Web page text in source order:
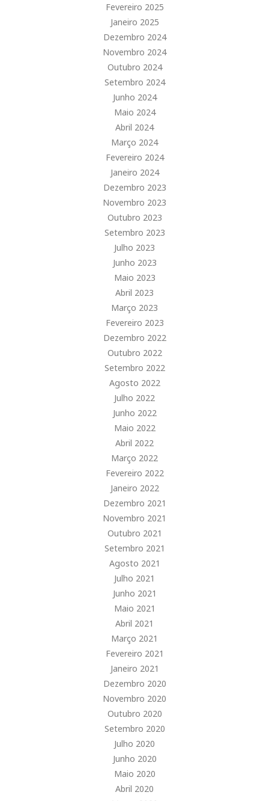
Fevereiro 2025
Janeiro 2025
Dezembro 2024
Novembro 2024
Outubro 2024
Setembro 2024
Junho 2024
Maio 2024
Abril 2024
Março 2024
Fevereiro 2024
Janeiro 2024
Dezembro 2023
Novembro 2023
Outubro 2023
Setembro 2023
Julho 2023
Junho 2023
Maio 2023
Abril 2023
Março 2023
Fevereiro 2023
Dezembro 2022
Outubro 2022
Setembro 2022
Agosto 2022
Julho 2022
Junho 2022
Maio 2022
Abril 2022
Março 2022
Fevereiro 2022
Janeiro 2022
Dezembro 2021
Novembro 2021
Outubro 2021
Setembro 2021
Agosto 2021
Julho 2021
Junho 2021
Maio 2021
Abril 2021
Março 2021
Fevereiro 2021
Janeiro 2021
Dezembro 2020
Novembro 2020
Outubro 2020
Setembro 2020
Julho 2020
Junho 2020
Maio 2020
Abril 2020